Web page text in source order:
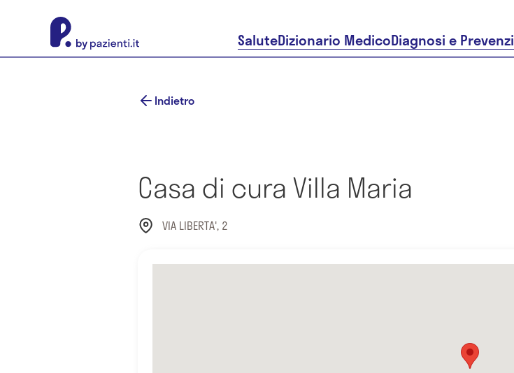
SaluteDizionario MedicoDiagnosi e
Indietro
Casa di cura Villa Maria
VIA LIBERTA', 2